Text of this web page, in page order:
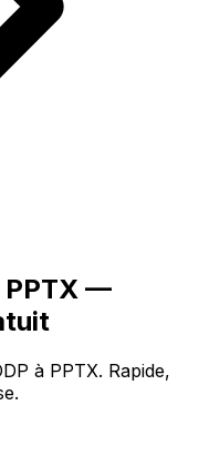
PPTX —
à PPTX. Rapide,